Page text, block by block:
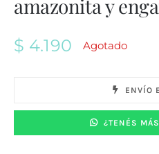
amazonita y
$ 4.190 Agotado
ENVÍO
¿TENÉS